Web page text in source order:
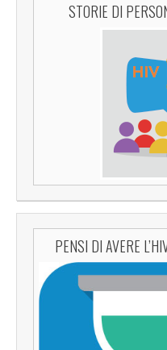
STORIE DI
PENSI DI AVERE